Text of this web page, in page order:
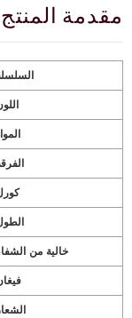
مقدمة المنتج
خالية من